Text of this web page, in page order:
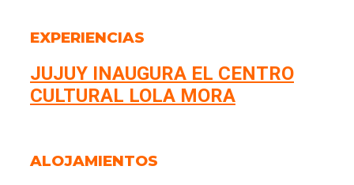
EXPERIENCIAS
JUJUY INAUGURA EL CENTRO
CULTURAL LOLA MORA
ALOJAMIENTOS